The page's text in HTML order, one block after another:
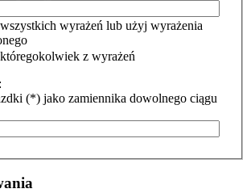
wyrażeń lub użyj wyrażenia
z wyrażeń
(*) jako zamiennika dowolnego ciągu